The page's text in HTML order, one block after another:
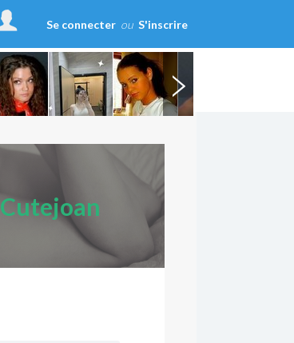
Se connecter ou S'inscrire
Cutejoan